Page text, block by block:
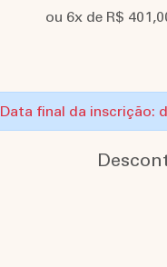
ou 6x de R$
Data final da inscrição: